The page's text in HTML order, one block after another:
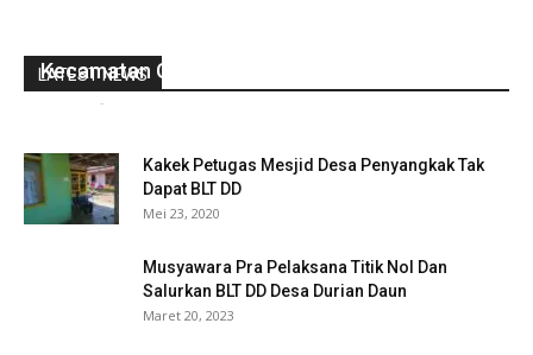
LATEST NEWS
Kecamatan Giri Mulya
-
Kakek Petugas Mesjid Desa Penyangkak Tak
Dapat BLT DD
Mei 23, 2020
Musyawara Pra Pelaksana Titik Nol Dan
Salurkan BLT DD Desa Durian Daun
Maret 20, 2023